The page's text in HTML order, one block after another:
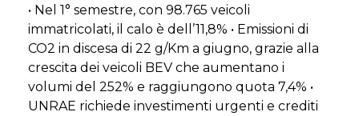
• Nel 1° semestre, con 98.765 veicoli
immatricolati, il calo è dell’11,8% • Emissioni di
CO2 in discesa di 22 g/Km a giugno, grazie alla
crescita dei veicoli BEV che aumentano i
volumi del 252% e raggiungono quota 7,4% •
UNRAE richiede investimenti urgenti e crediti